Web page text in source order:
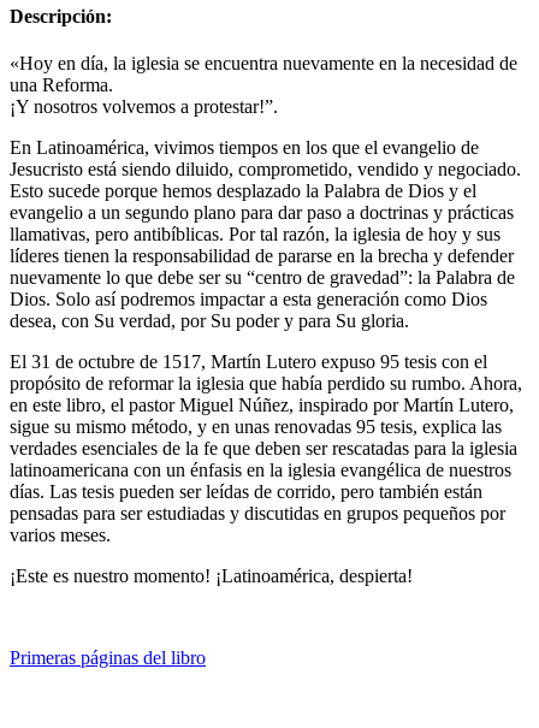
Descripción:
«Hoy en día, la iglesia se encuentra nuevamente en la necesidad de
una Reforma.
¡Y nosotros volvemos a protestar!”.
En Latinoamérica, vivimos tiempos en los que el evangelio de
Jesucristo está siendo diluido, comprometido, vendido y negociado.
Esto sucede porque hemos desplazado la Palabra de Dios y el
evangelio a un segundo plano para dar paso a doctrinas y prácticas
llamativas, pero antibíblicas. Por tal razón, la iglesia de hoy y sus
líderes tienen la responsabilidad de pararse en la brecha y defender
nuevamente lo que debe ser su “centro de gravedad”: la Palabra de
Dios. Solo así podremos impactar a esta generación como Dios
desea, con Su verdad, por Su poder y para Su gloria.
El 31 de octubre de 1517, Martín Lutero expuso 95 tesis con el
propósito de reformar la iglesia que había perdido su rumbo. Ahora,
en este libro, el pastor Miguel Núñez, inspirado por Martín Lutero,
sigue su mismo método, y en unas renovadas 95 tesis, explica las
verdades esenciales de la fe que deben ser rescatadas para la iglesia
latinoamericana con un énfasis en la iglesia evangélica de nuestros
días. Las tesis pueden ser leídas de corrido, pero también están
pensadas para ser estudiadas y discutidas en grupos pequeños por
varios meses.
¡Este es nuestro momento! ¡Latinoamérica, despierta!
Primeras páginas del libro